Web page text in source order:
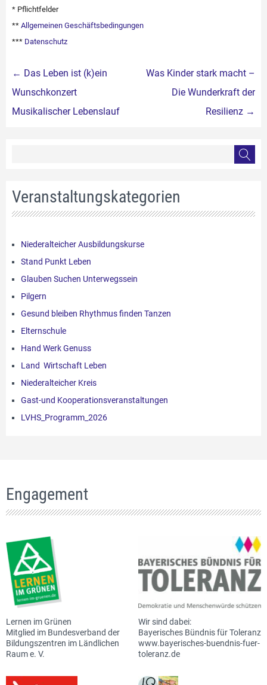
* Pflichtfelder
** Allgemeinen Geschäftsbedingungen
*** Datenschutz
Beitragsnavigation
← Das Leben ist (k)ein
Wunschkonzert
Musikalischer Lebenslauf
Was Kinder stark macht –
Die Wunderkraft der
Resilienz →
Veranstaltungskategorien
Niederalteicher Ausbildungskurse
Stand Punkt Leben
Glauben Suchen Unterwegssein
Pilgern
Gesund bleiben Rhythmus finden Tanzen
Elternschule
Hand Werk Genuss
Land Wirtschaft Leben
Niederalteicher Kreis
Gast-und Kooperationsveranstaltungen
LVHS_Programm_2026
Engagement
Lernen im Grünen
Mitglied im Bundesverband der
Bildungszentren im Ländlichen
Raum e. V.
Wir sind dabei:
Bayerisches Bündnis für Toleranz
www.bayerisches-buendnis-fuer-
toleranz.de